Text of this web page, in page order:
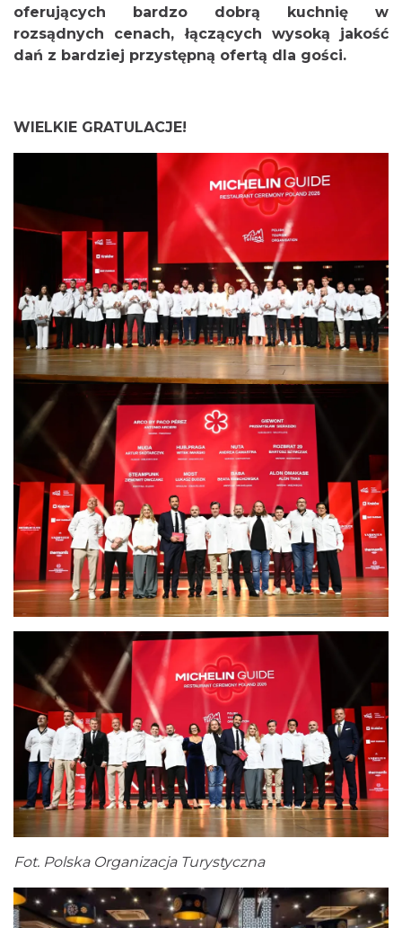
oferujących bardzo dobrą kuchnię w
rozsądnych cenach, łączących wysoką jakość
dań z bardziej przystępną ofertą dla gości.
WIELKIE GRATULACJE!
Fot. Polska Organizacja Turystyczna